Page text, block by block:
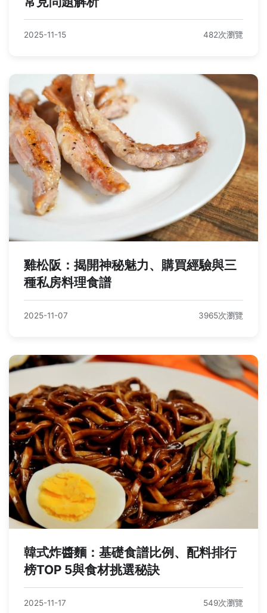
2025-11-15 482次瀏覽
雞松阪：揭開神秘魅力、購買經驗與三
種私房料理食譜
2025-11-07 3965次瀏覽
韓式炸醬麵：基礎食譜比例、配料排行
榜TOP 5與食材挑選秘訣
2025-11-17 549次瀏覽